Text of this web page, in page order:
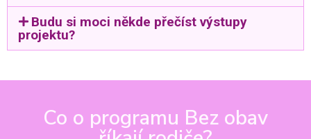
Budu si moci někde přečíst výstupy
projektu?
Co o programu Bez obav